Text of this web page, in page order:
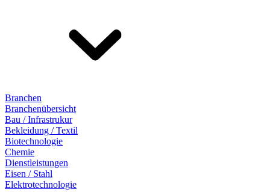
Branchen
Branchenübersicht
Bau / Infrastrukur
Bekleidung / Textil
Biotechnologie
Chemie
Dienstleistungen
Eisen / Stahl
Elektrotechnologie